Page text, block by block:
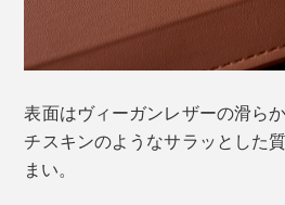
オフィスデスク、自宅のダイニ
ーブルでのPC作業時に嬉しい、
表面はヴィーガンレザーの滑ら
チスキンのようなサラッとした
まい。